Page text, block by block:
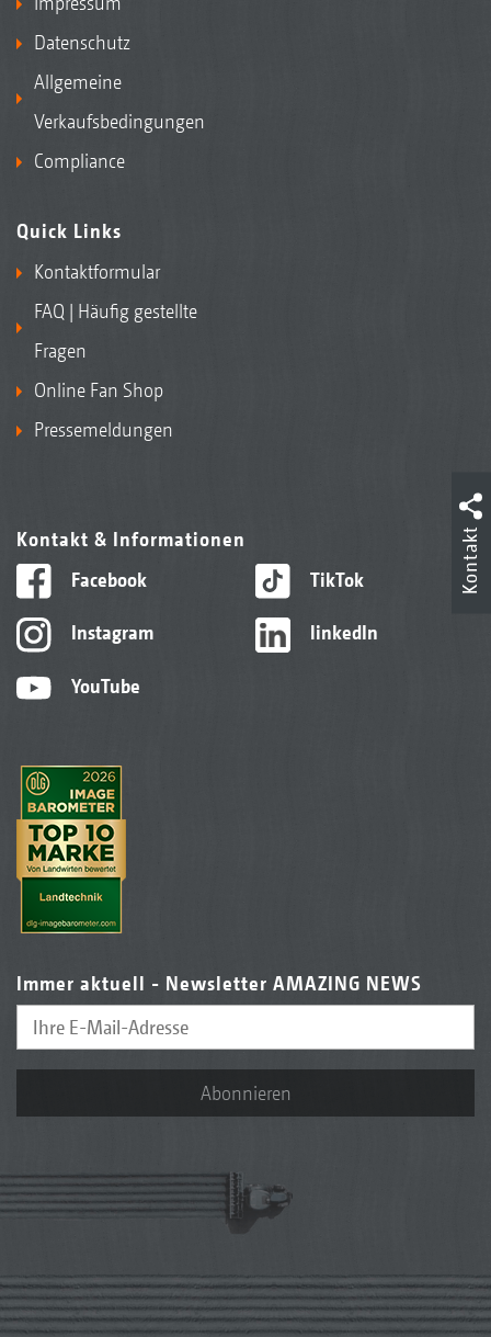
Datenschutz
Allgemeine
Verkaufsbedingungen
Compliance
Quick Links
Kontaktformular
FAQ | Häufig gestellte
Fragen
Online Fan Shop
Pressemeldungen
Kontakt & Informationen
Facebook
Instagram
YouTube
TikTok
linkedIn
Immer aktuell - Newsletter AMAZING NEWS
Abonnieren
Kontakt